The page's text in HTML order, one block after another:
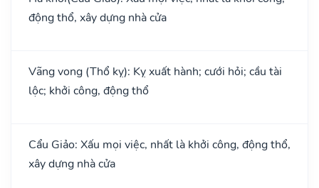
động thổ, xây dựng nhà cửa
Vãng vong (Thổ kỵ): Kỵ xuất hành; cưới hỏi; cầu tài
lộc; khởi công, động thổ
Cẩu Giảo: Xấu mọi việc, nhất là khởi công, động thổ,
xây dựng nhà cửa